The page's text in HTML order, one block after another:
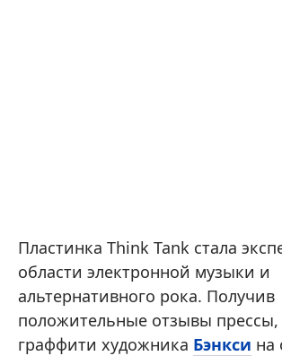
Пластинка Think Tank стала
области электронной музыки и
альтернативного рока. Получив
положительные отзывы прессы,
граффити художника Бэнкси на